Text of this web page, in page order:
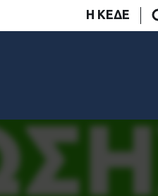
Η ΚΕΔΕ